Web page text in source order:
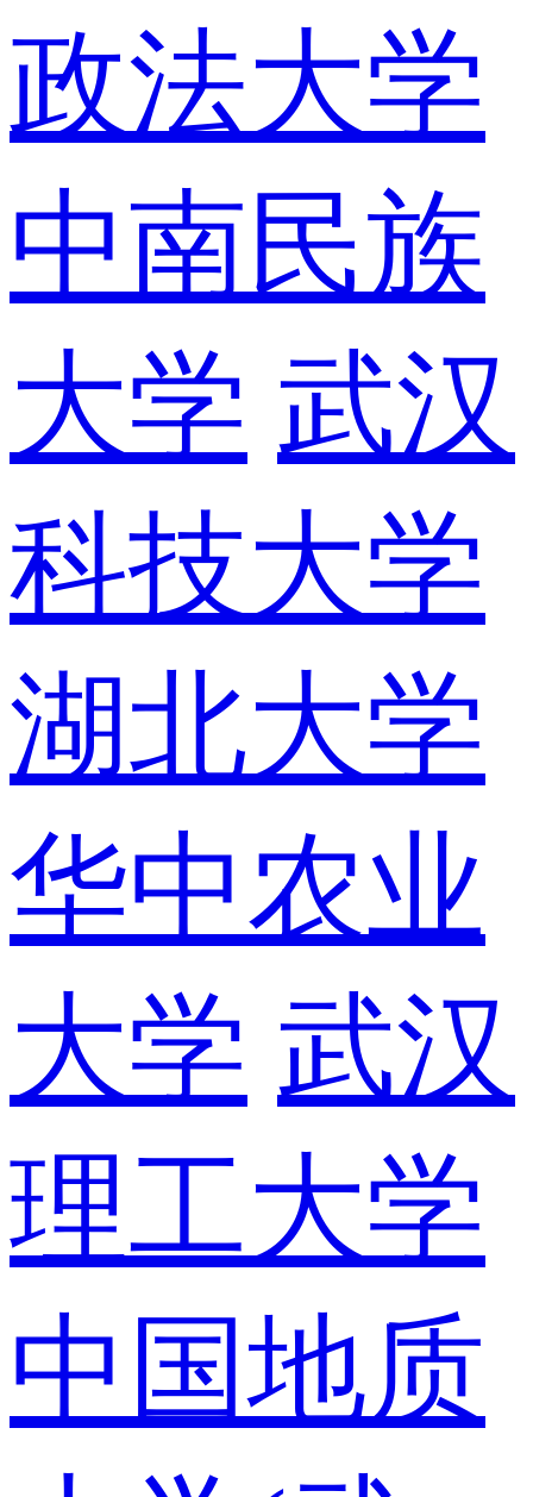
政法大学
中南民族
大学 武汉
科技大学
湖北大学
华中农业
大学 武汉
理工大学
中国地质